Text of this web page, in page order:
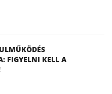
FIGYELNI KELL A